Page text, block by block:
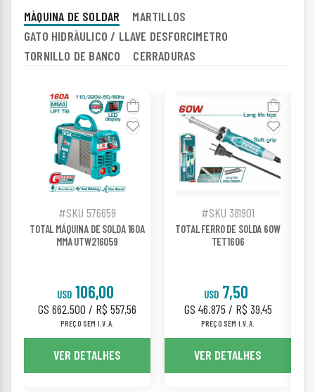
MÀQUINA DE SOLDAR
MARTILLOS
GATO HIDRÀULICO / LLAVE DESFORCIMETRO
TORNILLO DE BANCO
CERRADURAS
#SKU 576659
TOTAL MÁQUINA DE SOLDA 160A
MMA UTW216059
USD 106,00
GS 662.500 / R$ 557,56
PREÇO SEM I.V.A.
VER DETALHES
#SKU 381901
TOTAL FERRO DE SOLDA 60W
TET1606
USD 7,50
GS 46.875 / R$ 39,45
PREÇO SEM I.V.A.
VER DETALHES